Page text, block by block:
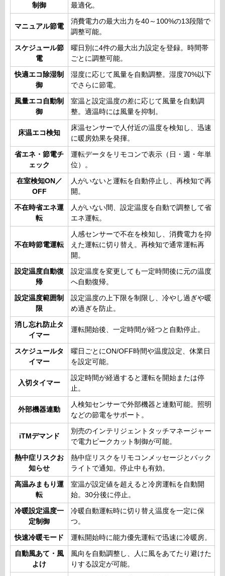
制御
最適化。
マニュアル節電
消費電力の最大出力を40～100%の13段階で
調整可能。
スケジュール節
電
曜日別に4件の最大出力設定を登録。時間帯
ごとに調整可能。
快適エコ除湿制
御
湿度に応じて風量を自動調整。湿度70%以下
でさらに節電。
風量エコ自動制
御
室温と設定温度の差に応じて風量を自動調
整。適温時には風量を抑制。
床温エコ検知
床温センサーで人付近の温度を検知し、迅速
に暖房効果を発揮。
省エネ・節電チ
ェック
運転データをリモコンで表示（日・週・年単
位）。
在室検知ON／
OFF
人がいないと運転を自動停止し、再検知で再
開。
不在時省エネ運
転
人がいない間、設定温度を自動で調整して省
エネ運転。
不在時節電運転
人感センサーで不在を検知し、消費電力を抑
えた運転に切り替え。再検知で通常運転再
開。
設定温度自動復
帰
設定温度を変更しても一定時間後に元の温度
へ自動復帰。
設定温度範囲制
限
設定温度の上下限を制限し、冷やし過ぎや暖
め過ぎを防止。
消し忘れ防止タ
イマー
運転開始後、一定時間が経つと自動停止。
スケジュールタ
イマー
曜日ごとにON/OFF時間や温度設定、休業日
を設定可能。
入切タイマー
設定時間が経過すると運転を開始または停
止。
外部機器連動
人検知センサーで外部機器と連動可能。照明
などの節電をサポート。
iTMデマンド
別売のインテリジェントタッチマネージャー
で電力ピークカット制御が可能。
熱中症リスクお
知らせ
熱中症リスクをリモコンメッセージとバック
ライトで通知。停止中も有効。
高温みまもり運
転
室温が設定値を超えると冷房運転を自動開
始。30分後に停止。
冷暖設定温度一
定制御
冷暖自動運転時に切り替え温度を一定に保
つ。
快速冷暖モード 運転開始時に能力優先運転で迅速に冷暖房。
自動風あて・風
よけ
風向を自動調整し、人に風をあてたり避けた
りする設定が可能。